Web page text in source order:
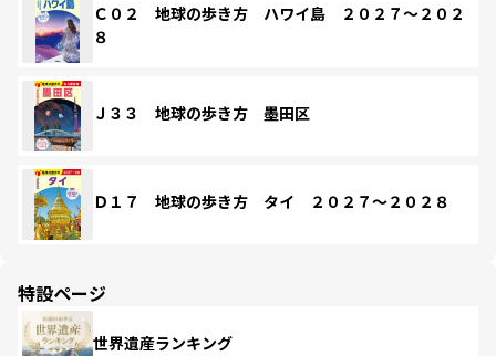
Ｃ０２ 地球の歩き方 ハワイ島 ２０２７～２０２
８
Ｊ３３ 地球の歩き方 墨田区
Ｄ１７ 地球の歩き方 タイ ２０２７～２０２８
特設ページ
世界遺産ランキング